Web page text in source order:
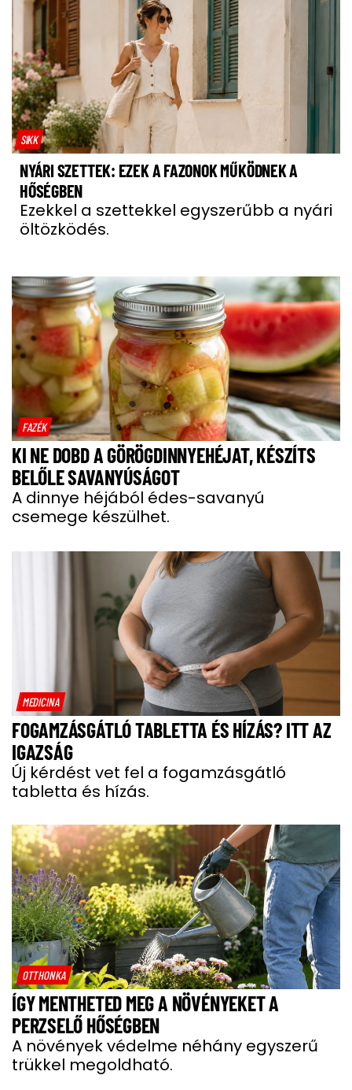
SIKK
NYÁRI SZETTEK: EZEK A FAZONOK MŰKÖDNEK A
HŐSÉGBEN
Ezekkel a szettekkel egyszerűbb a nyári
öltözködés.
FAZÉK
KI NE DOBD A GÖRÖGDINNYEHÉJAT, KÉSZÍTS
BELŐLE SAVANYÚSÁGOT
A dinnye héjából édes-savanyú
csemege készülhet.
MEDICINA
FOGAMZÁSGÁTLÓ TABLETTA ÉS HÍZÁS? ITT AZ
IGAZSÁG
Új kérdést vet fel a fogamzásgátló
tabletta és hízás.
OTTHONKA
ÍGY MENTHETED MEG A NÖVÉNYEKET A
PERZSELŐ HŐSÉGBEN
A növények védelme néhány egyszerű
trükkel megoldható.